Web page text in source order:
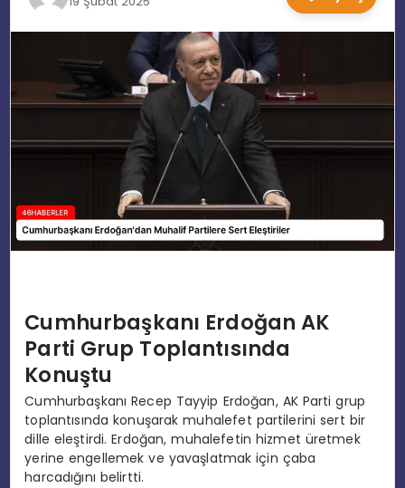
EĞITIM
MAGAZIN
Cumhurbaşkanı Erdoğan AK
Parti Grup Toplantısında
Konuştu
Cumhurbaşkanı Recep Tayyip Erdoğan, AK Parti grup
toplantısında konuşarak muhalefet partilerini sert bir
dille eleştirdi. Erdoğan, muhalefetin hizmet üretmek
yerine engellemek ve yavaşlatmak için çaba
harcadığını belirtti.